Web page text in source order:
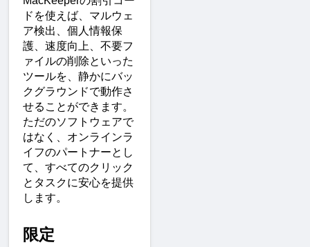
ドを使えば、マルウェ
ア検出、個人情報保
護、速度向上、不要フ
ァイルの削除といった
ツールを、静かにバッ
クグラウンドで動作さ
せることができます。
ただのソフトウェアで
はなく、オンラインラ
イフのパートナーとし
て、すべてのクリック
とタスクに安心を提供
します。
限定